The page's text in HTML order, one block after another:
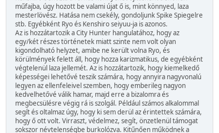
műfajba, úgy hozott be valami újat ő is, mint könnyed, laza
mesterlövész. Hatása nem csekély, gondoljunk Spike Spiegelre
stb. Egyébként Ryo és Kenshiro seiyuu-ja is azonos.
Az is hozzátartozik a City Hunter hangulatához, hogy az
egy/két részes történetek miatt szinte nem volt olyan
kigondolható helyzet, amibe ne került volna Ryo, és
körülmények felett áll, hogy hozza karizmatikus, de egyébként
végtelenül laza jellemét. Az is hozzátartozik, hogy kiemelkedő
képességei lehetővé teszik számára, hogy annyira nagyvonalú
legyen az ellenfeleivel szemben, hogy emberileg nagyon
kedvelhetővé válik hamar, majd erre a bizalomra és
megbecsülésre végig rá is szolgál. Például számos alkalommal
segít és oltalmaz úgy, hogy ki sem derül az érintettek számára,
hogy ő ott volt. Virraszt, védelmez, segít, önzetlenül támogat
sokszor névtelenségbe burkolózva. Kitűnően működnek a